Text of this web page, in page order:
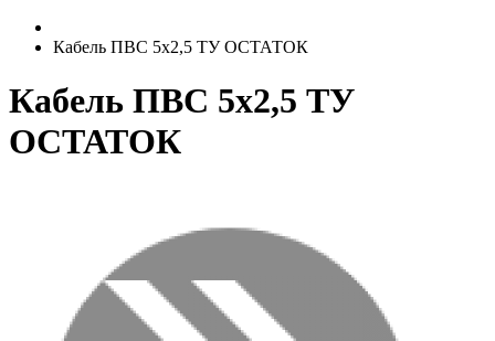
Кабель ПВС 5х2,5 ТУ ОСТАТОК
Кабель ПВС 5х2,5 ТУ
ОСТАТОК